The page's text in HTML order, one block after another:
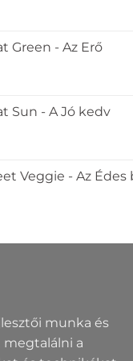
Green - Az Erő
Sun - A Jó kedv
Veggie - Az
munka és
a